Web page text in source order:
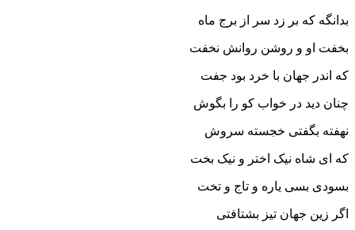
بدانگه که بر زد سر از برج ماه‏
بخفت او و روشن روانش نخفت
که اندر جهان با خرد بود جفت‏
چنان دید در خواب کو را بگوش
نهفته بگفتى خجسته سروش‏
که اى شاه نیک اختر و نیک بخت
بسودى بسى یاره و تاج و تخت‏
اگر زین جهان تیز بشتافتى